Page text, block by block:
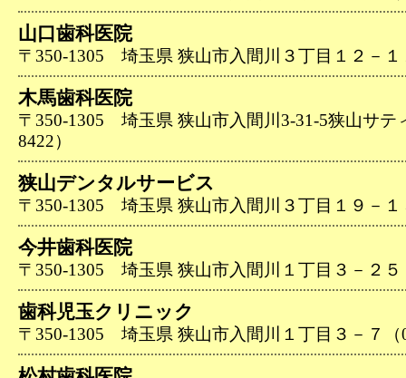
山口歯科医院
〒350-1305 埼玉県 狭山市入間川３丁目１２－１
木馬歯科医院
〒350-1305 埼玉県 狭山市入間川3-31-5狭山サテ
8422）
狭山デンタルサービス
〒350-1305 埼玉県 狭山市入間川３丁目１９－１
今井歯科医院
〒350-1305 埼玉県 狭山市入間川１丁目３－２５
歯科児玉クリニック
〒350-1305 埼玉県 狭山市入間川１丁目３－７（